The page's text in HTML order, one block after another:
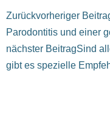
Zurückvorheriger
Parodontitis und einer
nächster BeitragSind
gibt es spezielle